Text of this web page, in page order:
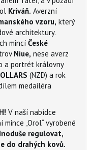
Kriváň. Averzní
vzoru, který
architektury.
mincí České
Niue, nese averz
a portrét královny
(NZD) a rok
medailéra
V naší nabídce
„Orol“ vyrobené
regulovat,
do drahých kovů.